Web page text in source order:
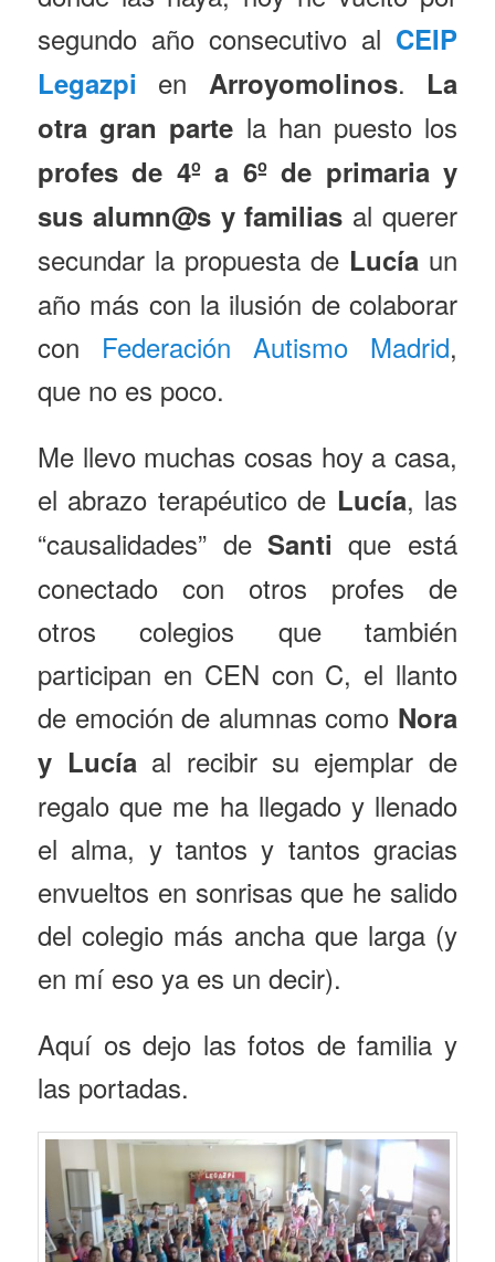
segundo año consecutivo al CEIP
Legazpi en Arroyomolinos. La
otra gran parte la han puesto los
profes de 4º a 6º de primaria y
sus alumn@s y familias al querer
secundar la propuesta de Lucía un
año más con la ilusión de colaborar
con Federación Autismo Madrid,
que no es poco.
Me llevo muchas cosas hoy a casa,
el abrazo terapéutico de Lucía, las
“causalidades” de Santi que está
conectado con otros profes de
otros colegios que también
participan en CEN con C, el llanto
de emoción de alumnas como Nora
y Lucía al recibir su ejemplar de
regalo que me ha llegado y llenado
el alma, y tantos y tantos gracias
envueltos en sonrisas que he salido
del colegio más ancha que larga (y
en mí eso ya es un decir).
Aquí os dejo las fotos de familia y
las portadas.